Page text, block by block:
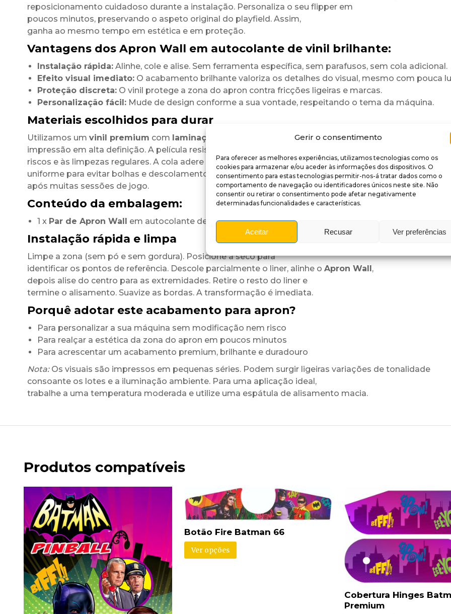
Gerir o consentimento
Para oferecer as melhores experiências, utilizamos tecnologias como os
cookies para armazenar e/ou aceder às informações dos dispositivos. O
consentimento para estas tecnologias permitir-nos-á tratar dados como o
comportamento de navegação ou identificadores únicos neste site. Não
consentir ou retirar o consentimento pode afetar negativamente
determinadas funcionalidades e características.
Aceitar Recusar Ver preferências
reposicionamento cuidadoso durante a instalação. Personaliza o seu flipper em
poucos minutos, preservando o aspeto original do playfield. Assim,
ganha ao mesmo tempo em estética e em proteção.
Vantagens dos Apron Wall em autocolante de vinil brilhante:
Instalação rápida:Alinhe, cole e alise. Sem ferramenta específica, sem parafusos, sem cola adicional.
Efeito visual imediato:O acabamento brilhante valoriza os detalhes do visual, mesmo com pouca
Proteção discreta:O vinil protege a zona do apron contra fricções ligeiras e marcas.
Personalização fácil:Mude de design conforme a sua vontade, respeitando o tema da máquina.
Materiais escolhidos para durar
Utilizamos um vinil premium com laminação brilhante
impressão em alta definição. A película resiste aos UV, aos pequenos
riscos e às limpezas regulares. A cola adere de forma
uniforme para evitar bolhas e descolamentos. O resultado mantém-se vibrante
após muitas sessões de jogo.
Conteúdo da embalagem:
1 x Par de Apron Wall em autocolante de vinil brilhante adesivo (corte por medida)
Instalação rápida e limpa
Limpe a zona (sem pó e sem gordura). Posicione a seco para
identificar os pontos de referência. Descole parcialmente o liner, alinhe o Apron Wall,
depois alise do centro para as extremidades. Retire o resto do liner e
termine o alisamento. Suavize as bordas. A transformação é imediata.
Porquê adotar este acabamento para apron?
Para personalizar a sua máquina sem modificação nem risco
Para realçar a estética da zona do apron em poucos minutos
Para acrescentar um acabamento premium, brilhante e duradouro
Nota:Os visuais são impressos em pequenas séries. Podem surgir ligeiras variações de tonalidade
consoante os lotes e a iluminação ambiente. Para uma aplicação ideal,
trabalhe a uma temperatura moderada e utilize uma espátula de alisamento macia.
Produtos compatíveis
Botão Fire Batman 66
Ver opções
Cobertura Hinges
Premium